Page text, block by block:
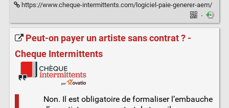
https://www.cheque-intermittents.com/logiciel-paie-generer-aem/
·
Peut-on payer un artiste sans contrat ? -
Cheque Intermittents
Non. Il est obligatoire de formaliser l’embauche